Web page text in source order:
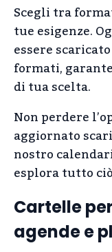
Scegli tra
tue esigenze.
essere
formati,
di tua scelta.
Non perdere
aggiornato
nostro
esplora tutto
Cartelle
agende e